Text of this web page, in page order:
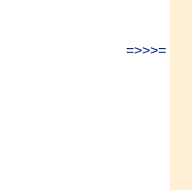
=>>>=